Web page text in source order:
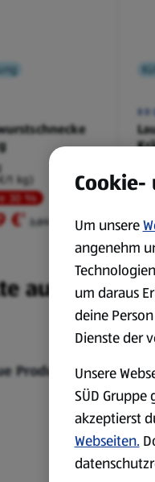
1 kg)
30 %
€² 3,89 €
BBQ
aus
Produkte
Um unsere
angenehm
um daraus
deine
Dienste der
Unsere
SÜD
akzeptierst
Webseiten.